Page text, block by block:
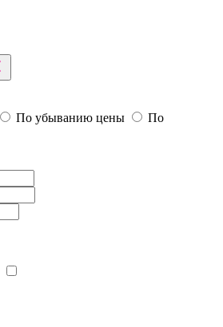
По убыванию цены
По